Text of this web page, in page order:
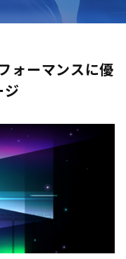
ォーマンスに優
ジ